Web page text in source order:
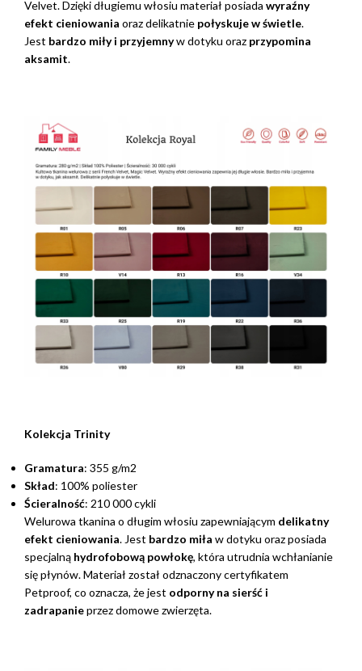
Velvet. Dzięki długiemu włosiu materiał posiada wyraźny
efekt cieniowania oraz delikatnie połyskuje w świetle.
Jest bardzo miły i przyjemnyw dotyku oraz przypomina
aksamit.
Kolekcja Trinity
Gramatura: 355 g/m2
Skład: 100% poliester
Ścieralność: 210 000 cykli
Welurowa tkanina o długim włosiu zapewniającym delikatny
efekt cieniowania. Jest bardzo miła w dotyku oraz posiada
specjalną hydrofobową powłokę, która utrudnia wchłanianie
się płynów. Materiał został odznaczony certyfikatem
Petproof, co oznacza, że jest odporny na sierść i
zadrapanieprzez domowe zwierzęta.